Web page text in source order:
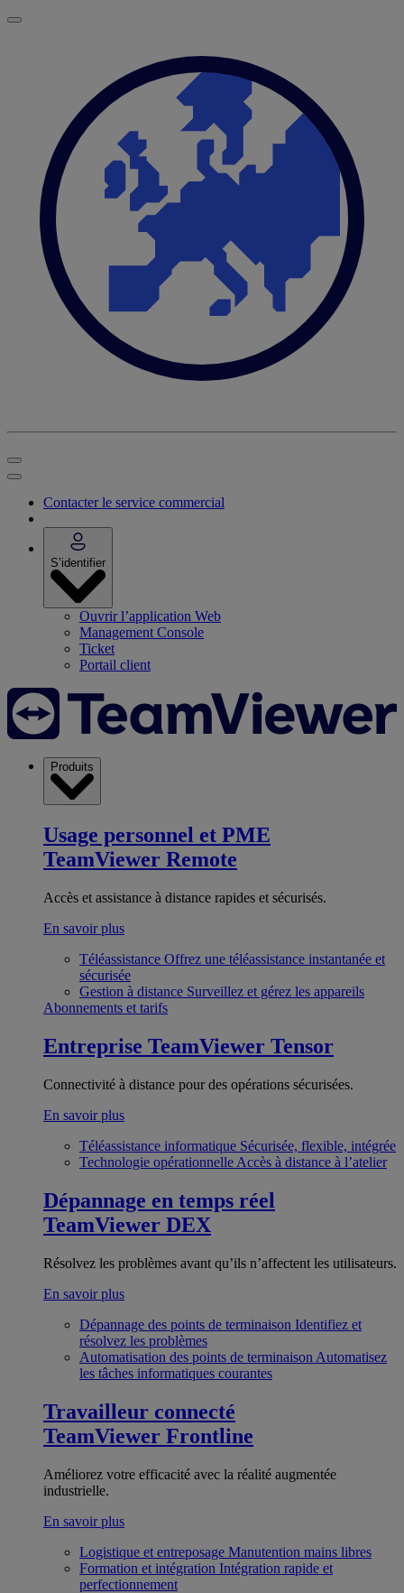
Contacter le service commercial
S’identifier
Ouvrir l’application Web
Management Console
Ticket
Portail client
Produits
Usage personnel et PME
TeamViewer Remote
Accès et assistance à distance rapides et sécurisés.
En savoir plus
Téléassistance Offrez une téléassistance instantanée et
sécurisée
Gestion à distance Surveillez et gérez les appareils
Abonnements et tarifs
Entreprise TeamViewer Tensor
Connectivité à distance pour des opérations sécurisées.
En savoir plus
Téléassistance informatique Sécurisée, flexible, intégrée
Technologie opérationnelle Accès à distance à l’atelier
Dépannage en temps réel
TeamViewer DEX
Résolvez les problèmes avant qu’ils n’affectent les utilisateurs.
En savoir plus
Dépannage des points de terminaison Identifiez et
résolvez les problèmes
Automatisation des points de terminaison Automatisez
les tâches informatiques courantes
Travailleur connecté
TeamViewer Frontline
Améliorez votre efficacité avec la réalité augmentée
industrielle.
En savoir plus
Logistique et entreposage Manutention mains libres
Formation et intégration Intégration rapide et
perfectionnement